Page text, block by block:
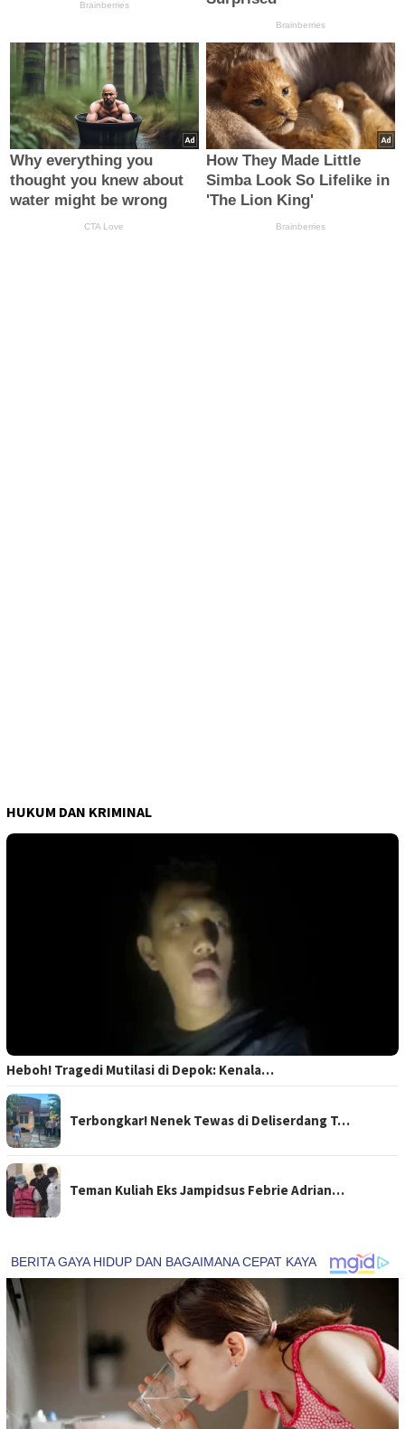
HUKUM DAN KRIMINAL
Heboh! Tragedi Mutilasi di Depok: Kenala…
Terbongkar! Nenek Tewas di Deliserdang T…
Teman Kuliah Eks Jampidsus Febrie Adrian…